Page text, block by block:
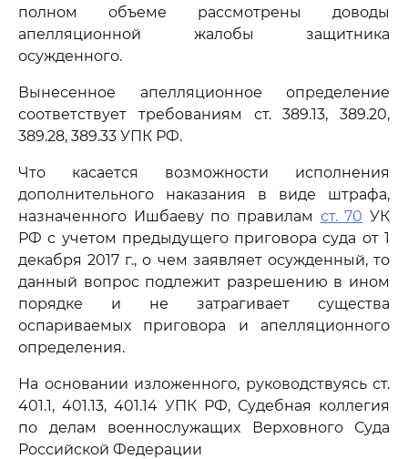
полном объеме рассмотрены доводы
апелляционной жалобы защитника
осужденного.
Вынесенное апелляционное определение
соответствует требованиям ст. 389.13, 389.20,
389.28, 389.33 УПК РФ.
Что касается возможности исполнения
дополнительного наказания в виде штрафа,
назначенного Ишбаеву по правилам ст. 70 УК
РФ с учетом предыдущего приговора суда от 1
декабря 2017 г., о чем заявляет осужденный, то
данный вопрос подлежит разрешению в ином
порядке и не затрагивает существа
оспариваемых приговора и апелляционного
определения.
На основании изложенного, руководствуясь ст.
401.1, 401.13, 401.14 УПК РФ, Судебная коллегия
по делам военнослужащих Верховного Суда
Российской Федерации